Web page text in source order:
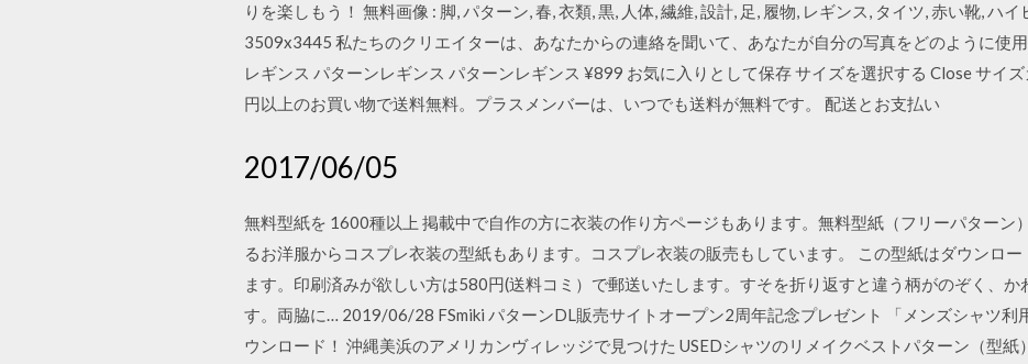
りを楽しもう！ 無料画像 : 脚, パターン, 春, 衣類, 黒, 人体, 繊維, 設計, 足, 履物, レギンス, タイツ, 赤い靴, ハ
3509x3445 私たちのクリエイターは、あなたからの連絡を聞いて、あなたが自分の写真をどのように使
レギンス パターンレギンス パターンレギンス ¥899 お気に入りとして保存 サイズを選択する Close サイ
円以上のお買い物で送料無料。プラスメンバーは、いつでも送料が無料です。 配送とお支払い
2017/06/05
無料型紙を 1600種以上 掲載中で自作の方に衣装の作り方ページもあります。無料型紙（フリーパターン
るお洋服からコスプレ衣装の型紙もあります。コスプレ衣装の販売もしています。 この型紙はダウンロ
ます。印刷済みが欲しい方は580円(送料コミ）で郵送いたします。すそを折り返すと違う柄がのぞく、
す。両脇に… 2019/06/28 FSmiki パターンDL販売サイトオープン2周年記念プレゼント 「メンズシャツ利
ウンロード！ 沖縄美浜のアメリカンヴィレッジで見つけた USEDシャツのリメイクベストパターン（型紙